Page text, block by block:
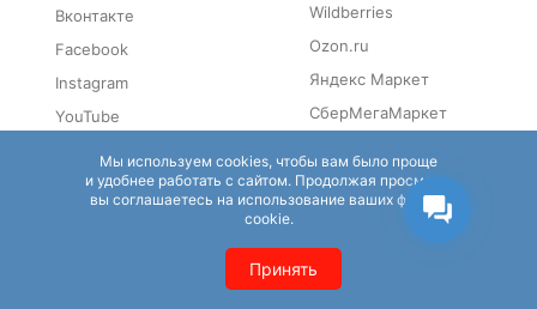
Вконтакте
Facebook
Instagram
YouTube
Справочники
Tripadvisor
SPR.ru
Отзовики
Wildberries
Ozon.ru
Яндекс Маркет
СберМегаМаркет
Мы используем cookies, чтобы вам было проще
и удобнее работать с сайтом. Продолжая просмотр,
вы соглашаетесь на использование ваших файлов
cookie.
Принять